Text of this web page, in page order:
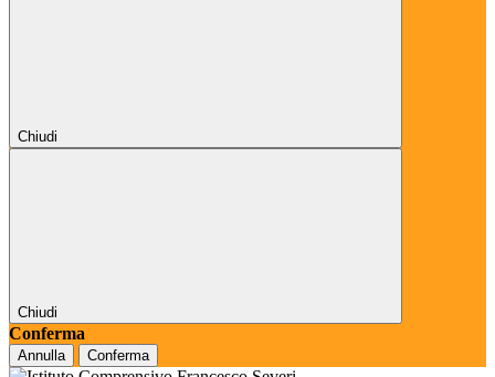
Chiudi
Chiudi
Conferma
Annulla Conferma